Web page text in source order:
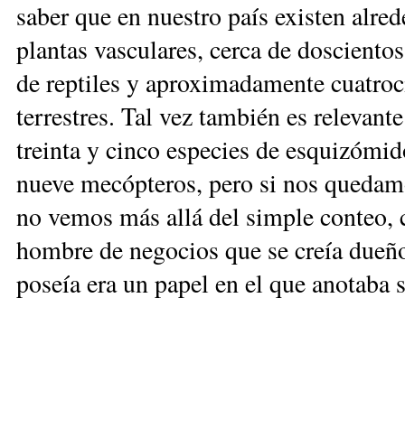
saber que en nuestro país existen
plantas vasculares, cerca de
de reptiles y aproximadamente
terrestres. Tal vez también es
treinta y cinco especies de
nueve mecópteros, pero si nos
no vemos más allá del simple
hombre de negocios que se creía
poseía era un papel en el que anotaba